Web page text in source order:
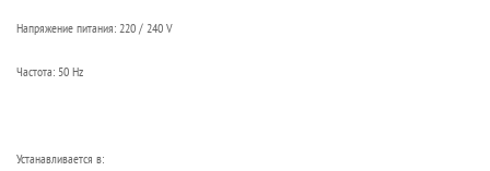
Напряжение питания: 220 / 240 V
Частота: 50 Hz
Устанавливается в: